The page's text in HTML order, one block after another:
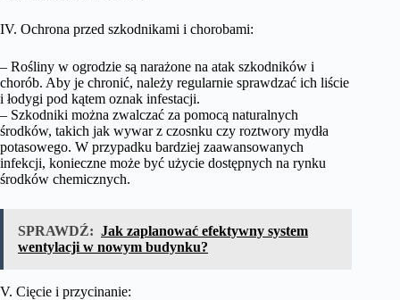
IV. Ochrona przed szkodnikami i chorobami:
– Rośliny w ogrodzie są narażone na atak szkodników i
chorób. Aby je chronić, należy regularnie sprawdzać ich liście
i łodygi pod kątem oznak infestacji.
– Szkodniki można zwalczać za pomocą naturalnych
środków, takich jak wywar z czosnku czy roztwory mydła
potasowego. W przypadku bardziej zaawansowanych
infekcji, konieczne może być użycie dostępnych na rynku
środków chemicznych.
SPRAWDŹ: Jak zaplanować efektywny system
wentylacji w nowym budynku?
V. Cięcie i przycinanie: